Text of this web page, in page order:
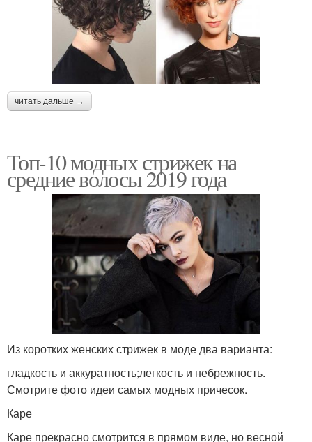
читать дальше →
Топ-10 модных стрижек на
средние волосы 2019 года
Из коротких женских стрижек в моде два варианта:
гладкость и аккуратность;легкость и небрежность.
Смотрите фото идеи самых модных причесок.
Каре
Каре прекрасно смотрится в прямом виде, но весной